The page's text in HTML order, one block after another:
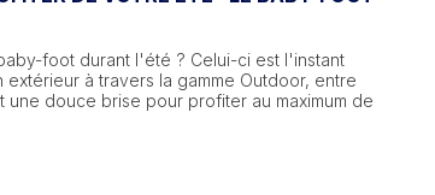
foot durant l'été ? Celui-ci est l'instant
à travers la gamme Outdoor, entre
une douce brise pour profiter au maximum de